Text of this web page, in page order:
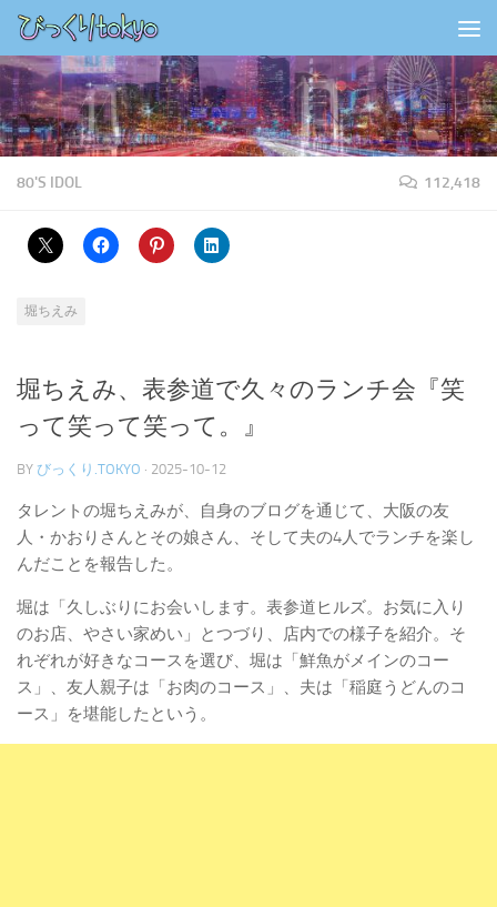
コンテンツの下
80'S IDOL 112,418
堀ちえみ
堀ちえみ、表参道で久々のランチ会『笑
って笑って笑って。』
BY びっくり.TOKYO · 2025-10-12
タレントの堀ちえみが、自身のブログを通じて、大阪の友
人・かおりさんとその娘さん、そして夫の4人でランチを楽し
んだことを報告した。
堀は「久しぶりにお会いします。表参道ヒルズ。お気に入り
のお店、やさい家めい」とつづり、店内での様子を紹介。そ
れぞれが好きなコースを選び、堀は「鮮魚がメインのコー
ス」、友人親子は「お肉のコース」、夫は「稲庭うどんのコ
ース」を堪能したという。